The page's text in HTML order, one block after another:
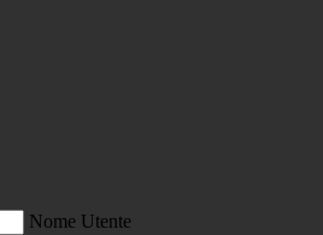
Nome Utente